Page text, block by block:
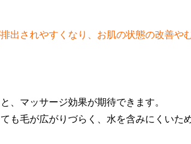
出されやすくなり、お肌の状態の改善や
、マッサージ効果が期待できます。
も毛が広がりづらく、水を含みにくいた